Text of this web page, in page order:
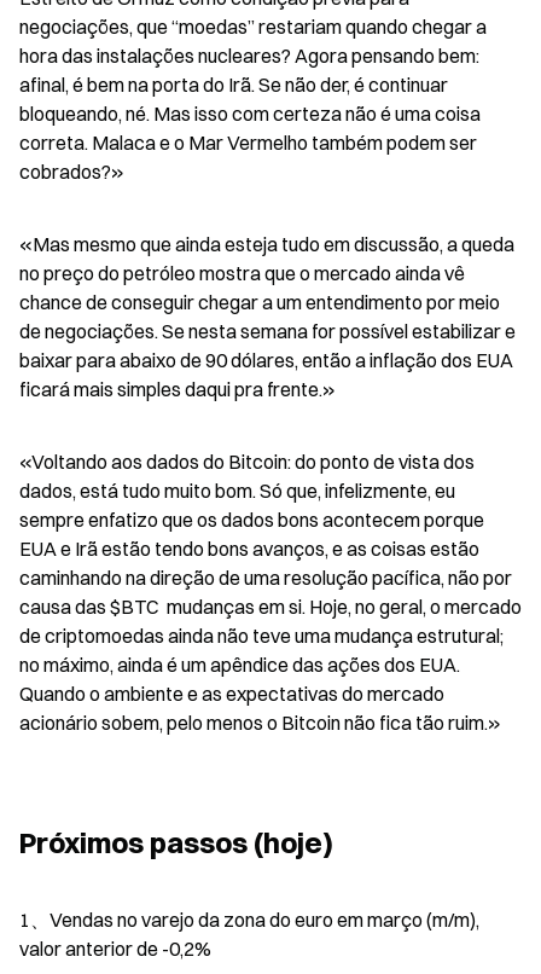
negociações, que “moedas” restariam quando chegar a
hora das instalações nucleares? Agora pensando bem:
afinal, é bem na porta do Irã. Se não der, é continuar
bloqueando, né. Mas isso com certeza não é uma coisa
correta. Malaca e o Mar Vermelho também podem ser
cobrados?»
«Mas mesmo que ainda esteja tudo em discussão, a queda
no preço do petróleo mostra que o mercado ainda vê
chance de conseguir chegar a um entendimento por meio
de negociações. Se nesta semana for possível estabilizar e
baixar para abaixo de 90 dólares, então a inflação dos EUA
ficará mais simples daqui pra frente.»
«Voltando aos dados do Bitcoin: do ponto de vista dos
dados, está tudo muito bom. Só que, infelizmente, eu
sempre enfatizo que os dados bons acontecem porque
EUA e Irã estão tendo bons avanços, e as coisas estão
caminhando na direção de uma resolução pacífica, não por
causa das $BTC  mudanças em si. Hoje, no geral, o mercado
de criptomoedas ainda não teve uma mudança estrutural;
no máximo, ainda é um apêndice das ações dos EUA.
Quando o ambiente e as expectativas do mercado
acionário sobem, pelo menos o Bitcoin não fica tão ruim.»
Próximos passos (hoje)
1、Vendas no varejo da zona do euro em março (m/m),
valor anterior de -0,2%